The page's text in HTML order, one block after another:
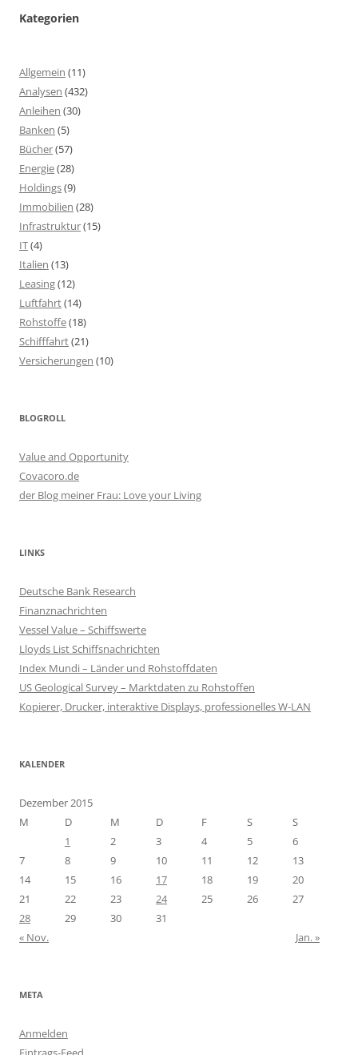
Kategorien
Allgemein (11)
Analysen (432)
Anleihen (30)
Banken (5)
Bücher(57)
Energie(28)
Holdings(9)
Immobilien (28)
Infrastruktur(15)
IT(4)
Italien (13)
Leasing(12)
Luftfahrt(14)
Rohstoffe(18)
Schifffahrt(21)
Versicherungen (10)
BLOGROLL
Value and Opportunity
Covacoro.de
der Blog meiner Frau: Love your Living
LINKS
Deutsche Bank Research
Finanznachrichten
Vessel Value – Schiffswerte
Lloyds List Schiffsnachrichten
Index Mundi – Länder und Rohstoffdaten
US Geological Survey – Marktdaten zu Rohstoffen
Kopierer, Drucker, interaktive Displays, professionelles W-LAN
KALENDER
Dezember 2015
M
D M D F S
S
1
2 3 4 5
6
7
8 9 10 11 12
13
14
15 16 17 18 19
20
21
22 23 24 25 26
27
28
29 30
31
« Nov.
Jan. »
META
Anmelden